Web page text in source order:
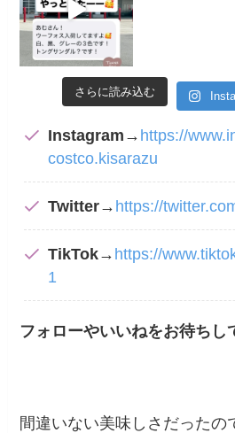
さらに読み込む
Instagram → https://
costco.kisarazu
Twitter→ https://
TikTok→ https://
1
フォローやいいねをお待ちし
間違いない美味しさだったの